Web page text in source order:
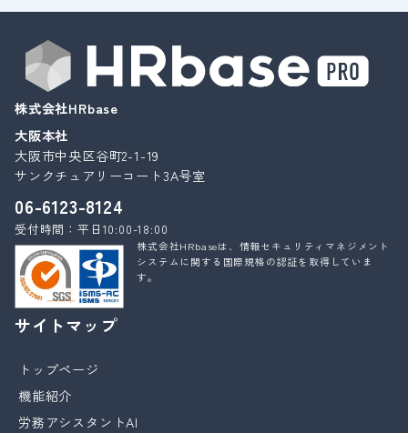
株式会社HRbase
大阪本社
大阪市中央区谷町2-1-19
サンクチュアリーコート3A号室
06-6123-8124
受付時間：平日10:00-18:00
株式会社HRbaseは、情報セキュリティマネジメント
システムに関する国際規格の認証を取得していま
す。
サイトマップ
トップページ
機能紹介
労務アシスタントAI